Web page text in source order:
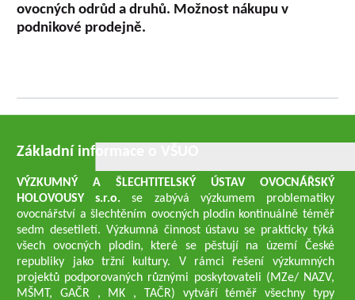
ovocných odrůd a druhů. Možnost nákupu v
podnikové prodejně.
Základní informace o VŠUO
VÝZKUMNÝ A ŠLECHTITELSKÝ ÚSTAV OVOCNÁŘSKÝ
HOLOVOUSY s.r.o.se zabývá výzkumem problematiky
ovocnářství a šlechtěním ovocných plodin kontinuálně téměř
sedm desetiletí. Výzkumná činnost ústavu se prakticky týká
všech ovocných plodin, které se pěstují na území České
republiky jako tržní kultury. V rámci řešení výzkumných
projektů podporovaných různými poskytovateli (MZe/ NAZV,
MŠMT, GAČR , MK , TAČR) vytváří téměř všechny typy